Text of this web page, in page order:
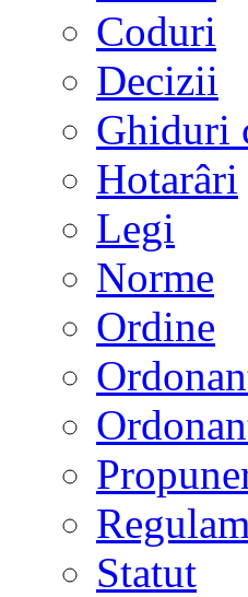
Coduri
Decizii
Ghiduri
Hotarâri
Legi
Norme
Ordine
Statut